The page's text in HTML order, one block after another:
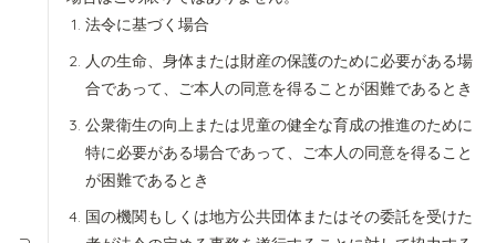
法令に基づく場合
人の生命、身体または財産の保護のために必要がある場
合であって、ご本人の同意を得ることが困難であるとき
公衆衛生の向上または児童の健全な育成の推進のために
特に必要がある場合であって、ご本人の同意を得ること
が困難であるとき
国の機関もしくは地方公共団体またはその委託を受けた